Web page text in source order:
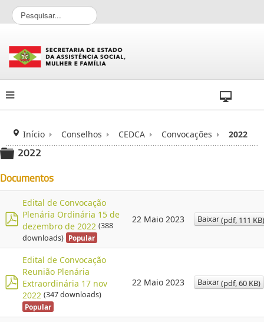
P
e
q
u
i
s
a
Início Conselhos CEDCA Convocações 2022
2022
Documentos
d
Edital de Convocação
Plenária Ordinária 15 de
dezembro de 2022 (388
downloads) Popular
22 Maio 2023 Baixar(pdf, 111 KB)
Edital de Convocação
Reunião Plenária
Extraordinária 17 nov
2022 (347 downloads)
Popular
22 Maio 2023 Baixar(pdf, 60 KB)